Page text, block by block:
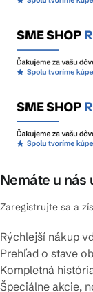
Nemáte u nás
Zaregistrujte sa a
Rýchlejší nákup
Prehľad o stave
Kompletná
Špeciálne akcie,